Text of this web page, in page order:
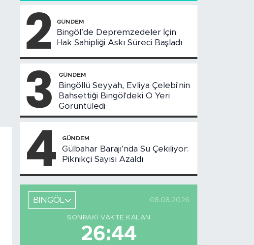
2 GÜNDEM
Bingöl’de Depremzedeler İçin
Hak Sahipliği Askı Süreci Başladı
3 GÜNDEM
Bingöllü Seyyah, Evliya Çelebi'nin
Bahsettiği Bingöl'deki O Yeri
Görüntüledi
4 GÜNDEM
Gülbahar Barajı’nda Su Çekiliyor:
Piknikçi Sayısı Azaldı
BİNGÖL 08.08.2026
SONRAKI VAKTE KALAN
26:44